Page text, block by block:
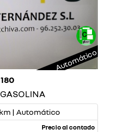
Automático
GASOLINA
km | Automático
Precio al contado